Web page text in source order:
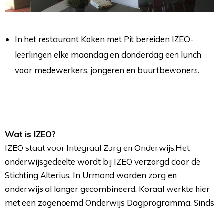
In het restaurant Koken met Pit bereiden IZEO-
leerlingen elke maandag en donderdag een lunch
voor medewerkers, jongeren en buurtbewoners.
Wat is IZEO?
IZEO staat voor Integraal Zorg en Onderwijs.Het
onderwijsgedeelte wordt bij IZEO verzorgd door de
Stichting Alterius. In Urmond worden zorg en
onderwijs al langer gecombineerd. Koraal werkte hier
met een zogenoemd Onderwijs Dagprogramma. Sinds